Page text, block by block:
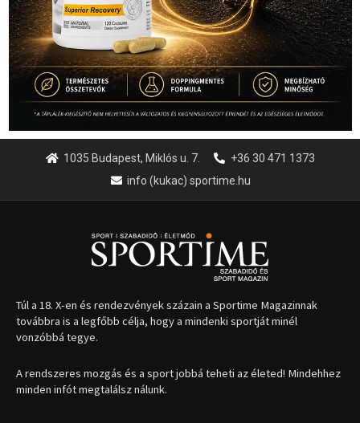
1035 Budapest, Miklós u. 7.
+36 30 471 1373
info (kukac) sportime.hu
Túl a 18. X-en és rendezvények százain a Sportime Magazinnak
továbbra is a legfőbb célja, hogy a mindenki sportját minél
vonzóbbá tegye.
A rendszeres mozgás és a sport jobbá teheti az életed! Mindehhez
minden infót megtalálsz nálunk.